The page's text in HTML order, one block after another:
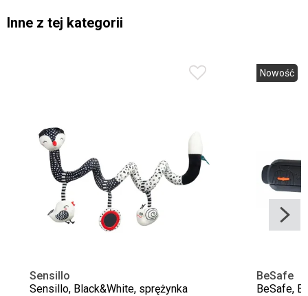
Inne z tej kategorii
Sensillo
Sensillo, Black&White, sprężynka
Nowość
BeSafe
BeSafe,